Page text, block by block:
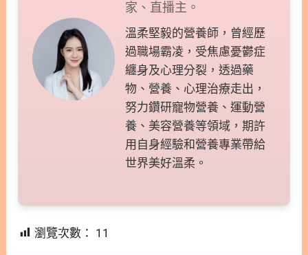
家、直播主。
溫柔堅毅的營養師，曾經歷
過職場霸凌，受焦慮憂鬱症
纏身及心理分裂，透過藥
物、營養、心理治療走出，
努力鑽研寵物營養、運動營
養、美容營養等領域，期許
用自身經驗和營養專業帶給
世界美好溫柔。
瀏覽次數： 11